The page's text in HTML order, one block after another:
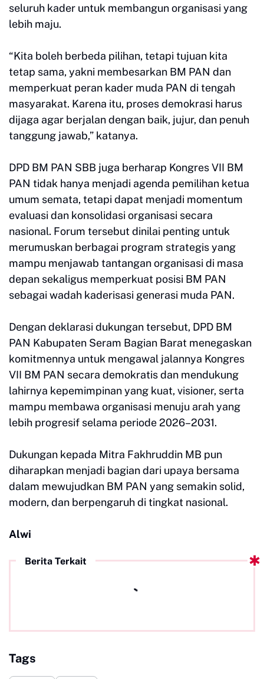
seluruh kader untuk membangun organisasi yang
lebih maju.
“Kita boleh berbeda pilihan, tetapi tujuan kita
tetap sama, yakni membesarkan BM PAN dan
memperkuat peran kader muda PAN di tengah
masyarakat. Karena itu, proses demokrasi harus
dijaga agar berjalan dengan baik, jujur, dan penuh
tanggung jawab,” katanya.
DPD BM PAN SBB juga berharap Kongres VII BM
PAN tidak hanya menjadi agenda pemilihan ketua
umum semata, tetapi dapat menjadi momentum
evaluasi dan konsolidasi organisasi secara
nasional. Forum tersebut dinilai penting untuk
merumuskan berbagai program strategis yang
mampu menjawab tantangan organisasi di masa
depan sekaligus memperkuat posisi BM PAN
sebagai wadah kaderisasi generasi muda PAN.
Dengan deklarasi dukungan tersebut, DPD BM
PAN Kabupaten Seram Bagian Barat menegaskan
komitmennya untuk mengawal jalannya Kongres
VII BM PAN secara demokratis dan mendukung
lahirnya kepemimpinan yang kuat, visioner, serta
mampu membawa organisasi menuju arah yang
lebih progresif selama periode 2026–2031.
Dukungan kepada Mitra Fakhruddin MB pun
diharapkan menjadi bagian dari upaya bersama
dalam mewujudkan BM PAN yang semakin solid,
modern, dan berpengaruh di tingkat nasional.
Alwi
Berita Terkait
Tags